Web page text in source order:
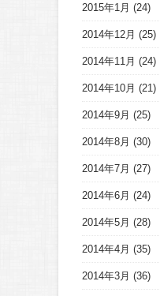
2015年1月 (24)
2014年12月 (25)
2014年11月 (24)
2014年10月 (21)
2014年9月 (25)
2014年8月 (30)
2014年7月 (27)
2014年6月 (24)
2014年5月 (28)
2014年4月 (35)
2014年3月 (36)